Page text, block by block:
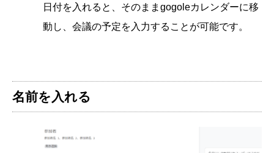
日付を入れると、そのままgogoleカレンダーに移
動し、会議の予定を入力することが可能です。
名前を入れる